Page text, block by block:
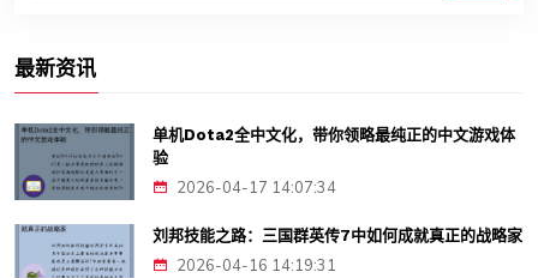
最新资讯
单机Dota2全中文化，带你领略最纯正的中文游戏体
验
2026-04-17 14:07:34
刘邦技能之路：三国群英传7中如何成就真正的战略家
2026-04-16 14:19:31